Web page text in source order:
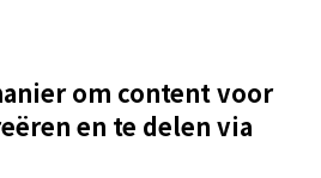
om content voor
en te delen via